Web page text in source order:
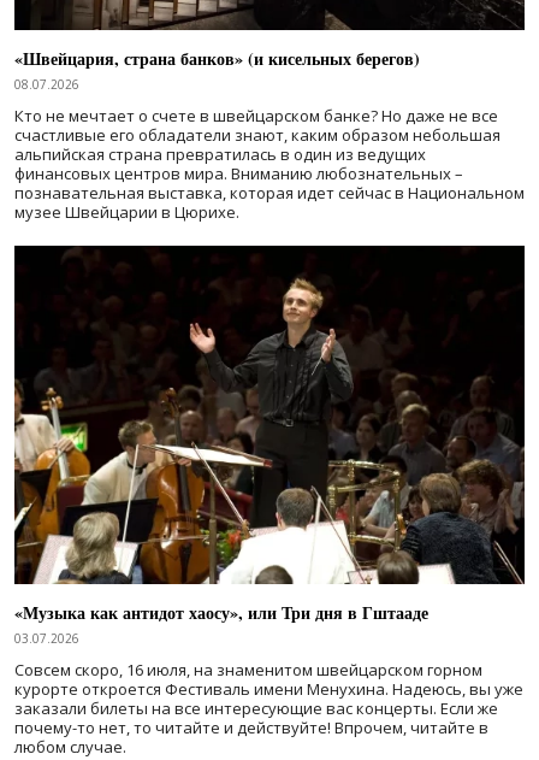
«Швейцария, страна банков» (и кисельных берегов)
08.07.2026
Кто не мечтает о счете в швейцарском банке? Но даже не все
счастливые его обладатели знают, каким образом небольшая
альпийская страна превратилась в один из ведущих
финансовых центров мира. Вниманию любознательных –
познавательная выставка, которая идет сейчас в Национальном
музее Швейцарии в Цюрихе.
«Музыка как антидот хаосу», или Три дня в Гштааде
03.07.2026
Совсем скоро, 16 июля, на знаменитом швейцарском горном
курорте откроется Фестиваль имени Менухина. Надеюсь, вы уже
заказали билеты на все интересующие вас концерты. Если же
почему-то нет, то читайте и действуйте! Впрочем, читайте в
любом случае.